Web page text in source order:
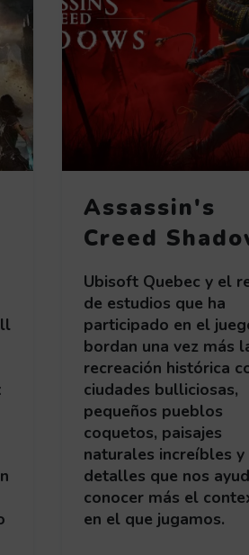
Assassin's
Creed
Ubisoft Quebec y el
de estudios que ha
participado en el
bordan una vez más
recreación histórica
ciudades bulliciosas,
pequeños pueblos
coquetos, paisajes
naturales increíbles y
detalles que nos
conocer más el
en el que jugamos.